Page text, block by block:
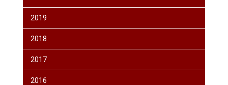
2019
2018
2017
2016